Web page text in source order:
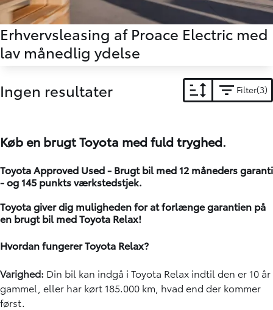
Erhvervsleasing af Proace Electric med
lav månedlig ydelse
Ingen resultater
Filter 3
Køb en brugt Toyota med fuld tryghed.
Toyota Approved Used- Brugt bil med 12 måneders garanti
- og 145 punkts værkstedstjek.​
Toyota giver dig muligheden for at forlænge garantien på
en brugt bil medToyota Relax!
Hvordan fungerer Toyota Relax?
Varighed: Din bil kan indgå i Toyota Relax indtil den er 10 år
gammel, eller har kørt 185.000 km, hvad end der kommer
først.